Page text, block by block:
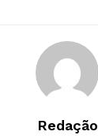
Redação